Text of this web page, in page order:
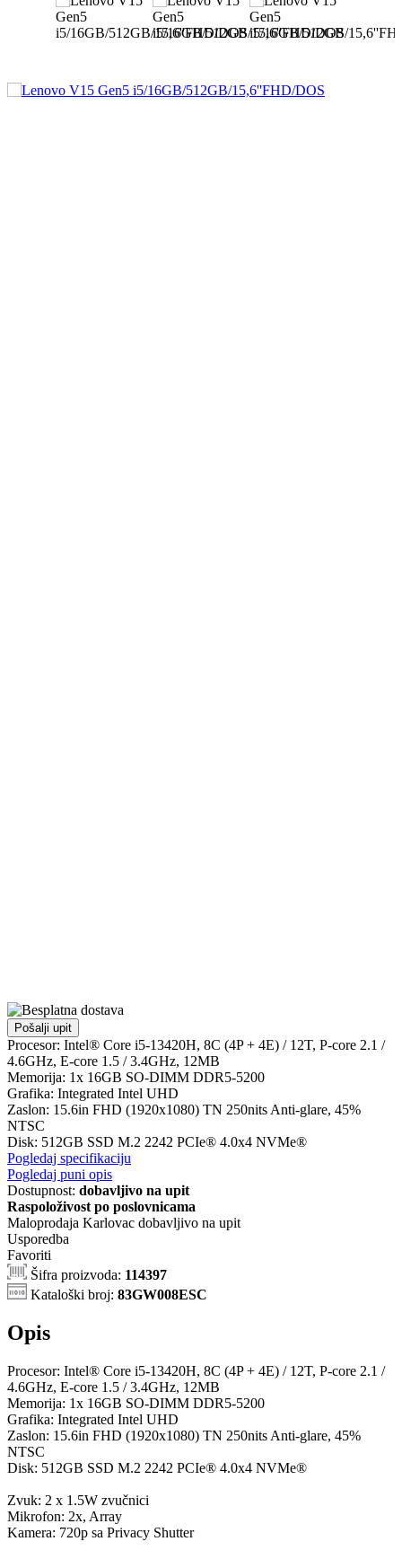
Pošalji upit
Procesor: Intel® Core i5-13420H, 8C (4P + 4E) / 12T, P-core 2.1 /
4.6GHz, E-core 1.5 / 3.4GHz, 12MB
Memorija: 1x 16GB SO-DIMM DDR5-5200
Grafika: Integrated Intel UHD
Zaslon: 15.6in FHD (1920x1080) TN 250nits Anti-glare, 45%
NTSC
Disk: 512GB SSD M.2 2242 PCIe® 4.0x4 NVMe®
Pogledaj specifikaciju
Pogledaj puni opis
Dostupnost: dobavljivo na upit
Raspoloživost po poslovnicama
Maloprodaja Karlovac dobavljivo na upit
Usporedba
Favoriti
Šifra proizvoda: 114397
Kataloški broj: 83GW008ESC
Opis
Procesor: Intel® Core i5-13420H, 8C (4P + 4E) / 12T, P-core 2.1 /
4.6GHz, E-core 1.5 / 3.4GHz, 12MB
Memorija: 1x 16GB SO-DIMM DDR5-5200
Grafika: Integrated Intel UHD
Zaslon: 15.6in FHD (1920x1080) TN 250nits Anti-glare, 45%
NTSC
Disk: 512GB SSD M.2 2242 PCIe® 4.0x4 NVMe®
Zvuk: 2 x 1.5W zvučnici
Mikrofon: 2x, Array
Kamera: 720p sa Privacy Shutter